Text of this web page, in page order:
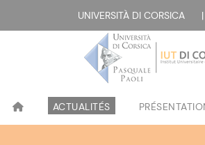
UNIVERSITÀ DI CORSICA
ACTUALITÉS